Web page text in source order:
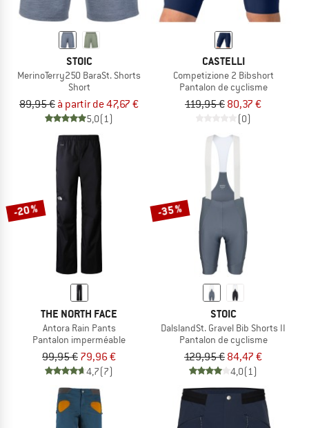
STOIC
MerinoTerry250 BaraSt. Shorts
Short
89,95 € à partir de 47,67 €
5,0(1)
CASTELLI
Competizione 2 Bibshort
Pantalon de cyclisme
119,95 € 80,37 €
(0)
-20 %
THE NORTH FACE
Antora Rain Pants
Pantalon imperméable
99,95 € 79,96 €
4,7(7)
-35 %
STOIC
DalslandSt. Gravel Bib Shorts II
Pantalon de cyclisme
129,95 € 84,47 €
4,0(1)